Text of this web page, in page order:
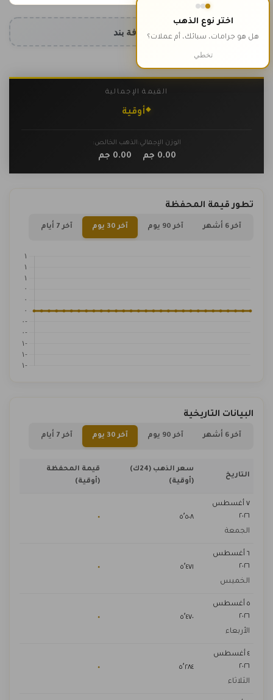
اختر نوع الذهب
هل هو جرامات، سبائك، أم عملات؟
تخطي
إضافة بند
القيمة الإجمالية
٠أوقية
الوزن الإجمالي:
0.00جم
الذهب الخالص:
0.00جم
تطور قيمة المحفظة
آخر 6 أشهر آخر 90 يوم آخر 30 يوم آخر 7 أيام
البيانات التاريخية
آخر 6 أشهر آخر 90 يوم آخر 30 يوم آخر 7 أيام
التاريخ
سعر الذهب (24ك)
(أوقية)
قيمة المحفظة
(أوقية)
٧ أغسطس
٢٠٢٦
الجمعة
٥٬٥٠٨ ٠
٦ أغسطس
٢٠٢٦
الخميس
٥٬٤٧١ ٠
٥ أغسطس
٢٠٢٦
الأربعاء
٥٬٤٧٠ ٠
٤ أغسطس
٢٠٢٦
الثلاثاء
٥٬٢٨٤ ٠